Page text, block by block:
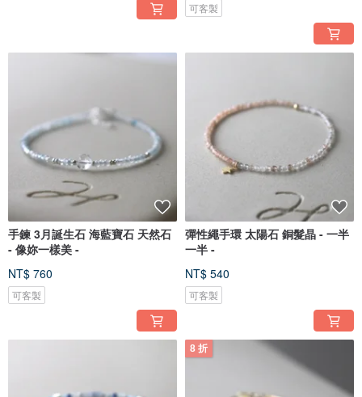
可客製
手鍊 3月誕生石 海藍寶石 天然石
- 像妳一樣美 -
NT$ 760
可客製
彈性繩手環 太陽石 銅髮晶 - 一半
一半 -
NT$ 540
可客製
8 折